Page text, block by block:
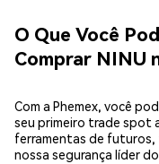
O Que Você
Comprar NINU
Com a Phemex, você
seu primeiro trade spot
ferramentas de
nossa segurança líder